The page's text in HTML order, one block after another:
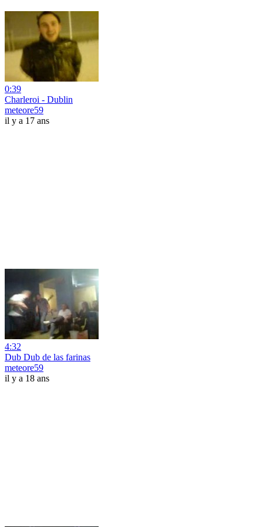
0:39
Charleroi - Dublin
meteore59
il y a 17 ans
4:32
Dub Dub de las farinas
meteore59
il y a 18 ans